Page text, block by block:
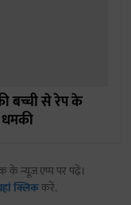
बच्ची से रेप के
धमकी
के न्यूज़ एप्प पर पढ़ें।
क्लिककरें.